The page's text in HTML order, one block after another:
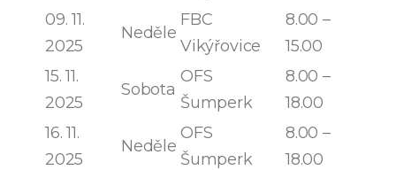
09. 11.
2025
Neděle
FBC
Vikýřovice
8.00 –
15.00
15. 11.
2025
Sobota
OFS
Šumperk
8.00 –
18.00
16. 11.
2025
Neděle
OFS
Šumperk
8.00 –
18.00